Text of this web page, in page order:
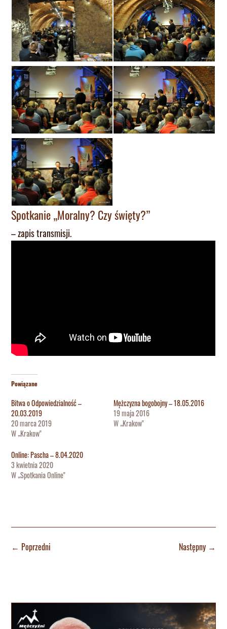
Spotkanie „Moralny? Czy święty?”
– zapis transmisji.
Powiązane
Bitwa o Odpowiedzialność –
20.03.2019
20 marca 2019
W „Krakow"
Mężczyzna bogobojny – 18.05.2016
19 maja 2016
W „Krakow"
Online: Pascha – 8.04.2020
3 kwietnia 2020
W „Spotkania Online"
← Poprzedni Następny→